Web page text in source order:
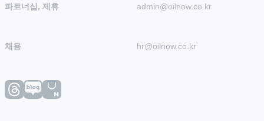
파트너십, 제휴 admin@oilnow.co.kr
채용 hr@oilnow.co.kr